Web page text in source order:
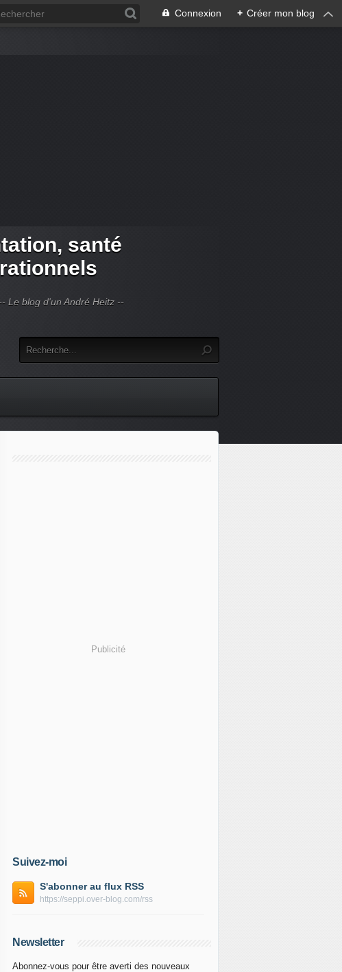
Connexion + Créer mon blog
santé
Le blog d'un André Heitz --
Publicité
Suivez-moi
S'abonner au flux RSS
https://seppi.over-blog.com/rss
Newsletter
Abonnez-vous pour être averti des nouveaux